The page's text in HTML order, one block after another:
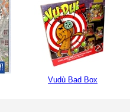
Vudù Bad Box